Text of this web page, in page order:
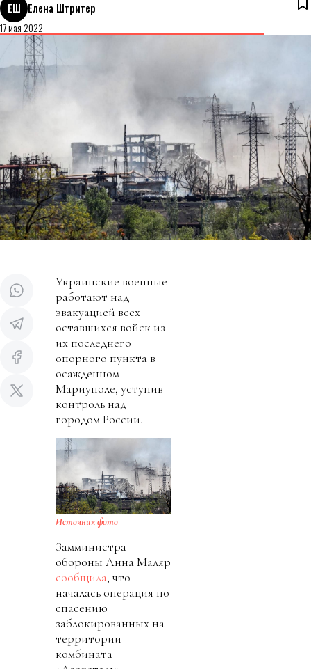
ЕШ Елена Штритер
17 мая 2022
Украинские военные
работают над
эвакуацией всех
оставшихся войск из
их последнего
опорного пункта в
осажденном
Мариуполе, уступив
контроль над
городом России.
Источник фото
Замминистра
обороны Анна Маляр
сообщила, что
началась операция по
спасению
заблокированных на
территории
комбината